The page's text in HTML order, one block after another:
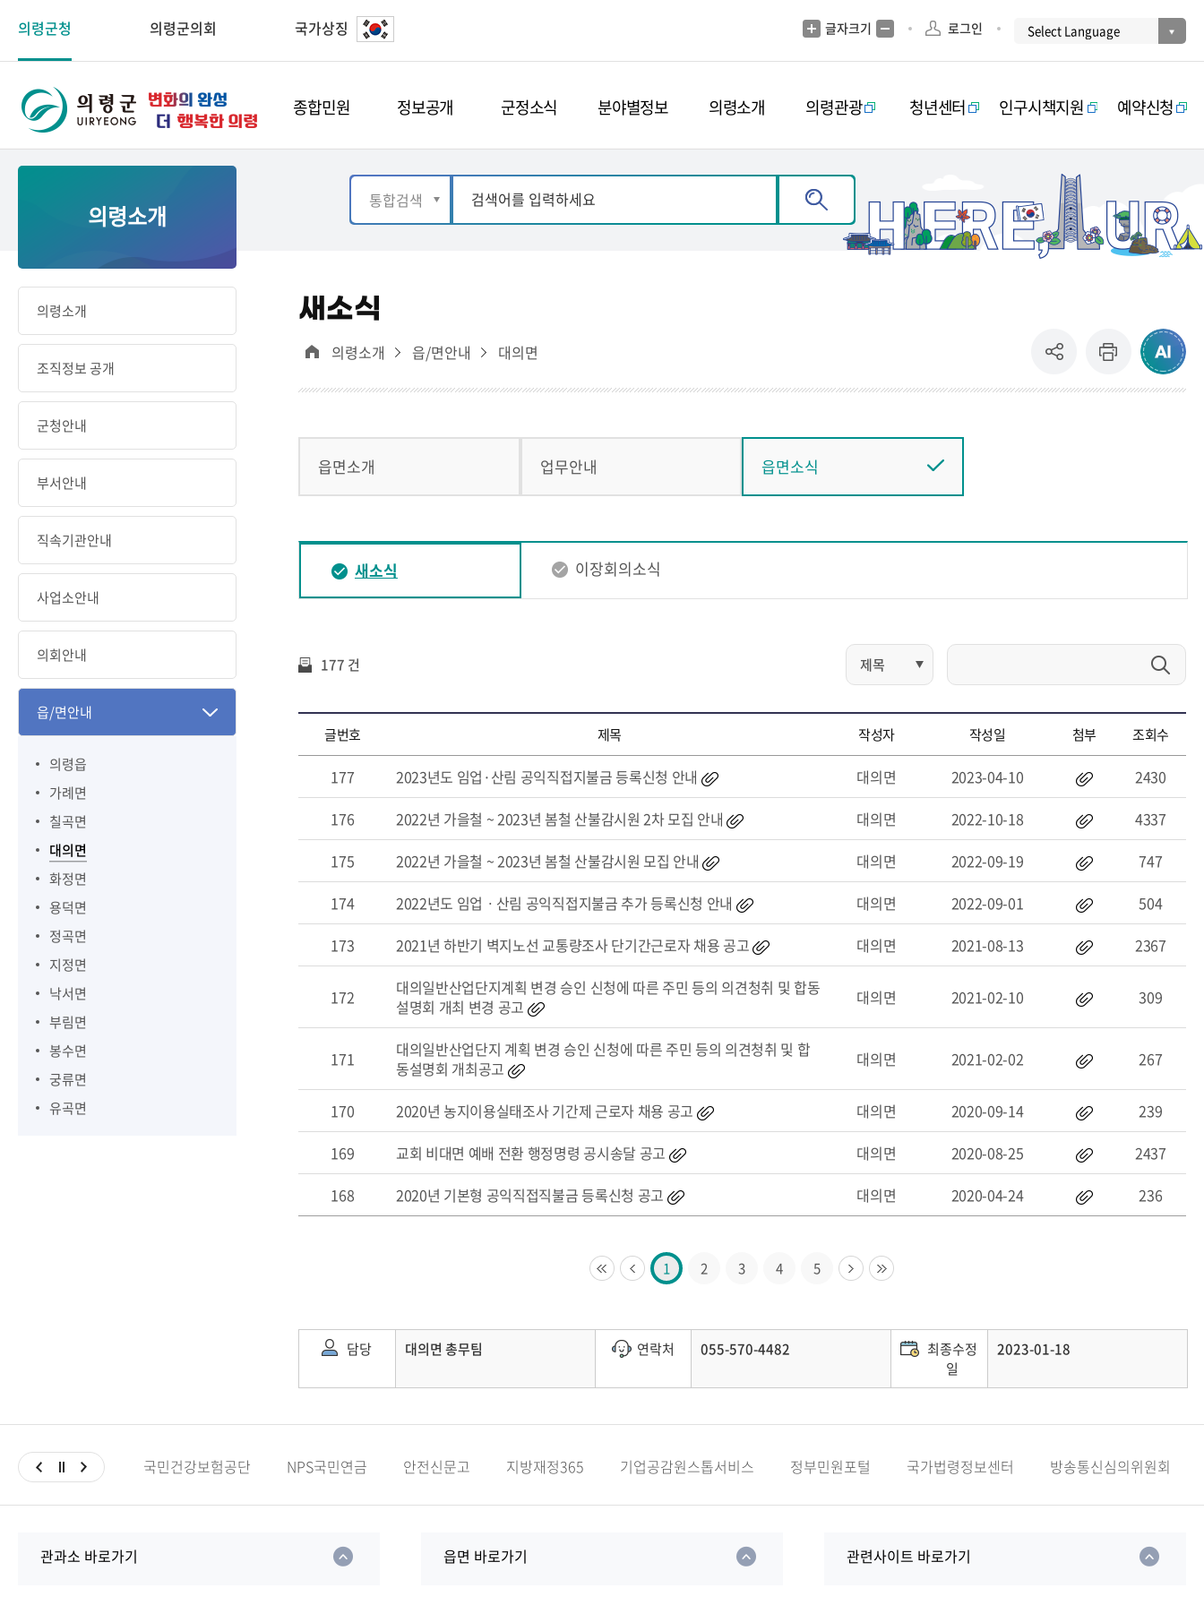
의령군청 의령군의회 국가상징 글자크기 로그인
종합민원 정보공개 군정소식 분야별정보 의령소개 의령관광 청년센터 인구시책지원 예약신청
의령소개
의령소개
조직정보 공개
군청안내
부서안내
직속기관안내
사업소안내
의회안내
읍/면안내
의령읍
가례면
칠곡면
대의면
화정면
용덕면
정곡면
지정면
낙서면
부림면
봉수면
궁류면
유곡면
새소식
의령소개 읍/면안내 대의면
읍면소개 업무안내 읍면소식
새소식 이장회의소식
177 건
글번호 제목 작성자 작성일 첨부 조회수
177 2023년도 임업·산림 공익직접지불금 등록신청 안내 대의면 2023-04-10
2430
176
2022년 가을철 ~ 2023년 봄철 산불감시원 2차 모집 안내 대의면 2022-10-18
4337
175
2022년 가을철 ~ 2023년 봄철 산불감시원 모집 안내 대의면 2022-09-19
747
174
2022년도 임업ㆍ산림 공익직접지불금 추가 등록신청 안내 대의면 2022-09-01
504
173
2021년 하반기 벽지노선 교통량조사 단기간근로자 채용 공고 대의면 2021-08-13 2367
172
대의일반산업단지계획 변경 승인 신청에 따른 주민 등의 의견청취 및 합동
설명회 개최 변경 공고
대의면 2021-02-10 309
171
대의일반산업단지 계획 변경 승인 신청에 따른 주민 등의 의견청취 및 합
동설명회 개최공고
대의면 2021-02-02 267
170 2020년 농지이용실태조사 기간제 근로자 채용 공고 대의면 2020-09-14
239
169
교회 비대면 예배 전환 행정명령 공시송달 공고 대의면 2020-08-25
2437
168
2020년 기본형 공익직접직불금 등록신청 공고 대의면 2020-04-24 236
1 2 3 4 5
담당 대의면 총무팀 연락처 055-570-4482
최종수정
일
2023-01-18
국민건강보험공단 NPS국민연금 안전신문고 지방재정365 기업공감원스톱서비스 정부민원포털 국가법령정보센터 방송통신심의위원회
관과소 바로가기 읍면 바로가기 관련사이트 바로가기